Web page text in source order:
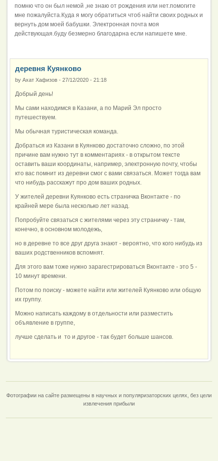
помню что он был немой ,не знаю от рождения или нет.помогите
мне пожалуйста.Куда я могу обратиться чтоб найти своих родных и
вернуть дом моей бабушки. Электронная почта моя
действующая.буду безмерно благодарна если напишете мне.
деревня Куянково
by Ахат Хафизов - 27/12/2020 - 21:18
Добрый день!
Мы сами находимся в Казани, а по Марий Эл просто
путешествуем.
Мы обычная туристическая команда.
Добраться из Казани в Куянково достаточно сложно, по этой
причине вам нужно тут в комментариях - в открытом тексте
оставить ваши координаты, например, электронную почту, чтобы
кто вас помнит из деревни смог с вами связаться. Может тогда вам
что нибудь расскажут про дом ваших родных.
У жителей деревни Куянково есть страничка Вконтакте - по
крайней мере была несколько лет назад.
Попробуйте связаться с жителями через эту страничку - там,
конечно, в основном молодежь,
но в деревне то все друг друга знают - вероятно, что кого нибудь из
ваших родственников вспомнят.
Для этого вам тоже нужно зарагестрироваться Вконтакте - это 5 -
10 минут времени.
Потом по поиску - можете найти или жителей Куянково или общую
их группу.
Можно написать каждому в отдельности или разместить
объявление в группе,
лучше сделать и то и другое - так будет больше шансов.
Фотографии на сайте размещены в научных и популяризаторских целях, без цели
извлечения прибыли